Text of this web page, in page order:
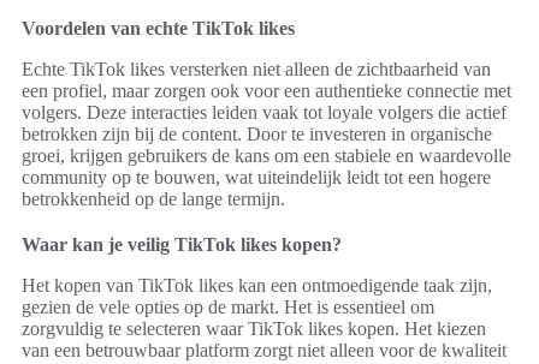
Voordelen van echte TikTok likes
Echte TikTok likes versterken niet alleen de zichtbaarheid van
een profiel, maar zorgen ook voor een authentieke connectie met
volgers. Deze interacties leiden vaak tot loyale volgers die actief
betrokken zijn bij de content. Door te investeren in organische
groei, krijgen gebruikers de kans om een stabiele en waardevolle
community op te bouwen, wat uiteindelijk leidt tot een hogere
betrokkenheid op de lange termijn.
Waar kan je veilig TikTok likes kopen?
Het kopen van TikTok likes kan een ontmoedigende taak zijn,
gezien de vele opties op de markt. Het is essentieel om
zorgvuldig te selecteren waar TikTok likes kopen. Het kiezen
van een betrouwbaar platform zorgt niet alleen voor de kwaliteit